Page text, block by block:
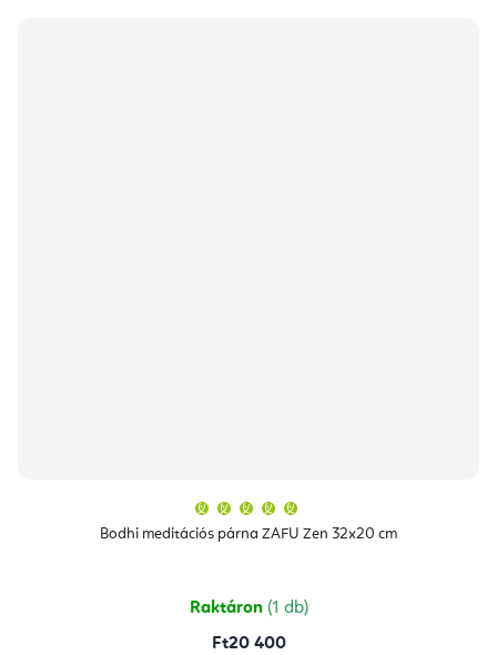
Bodhi meditációs párna ZAFU Zen 32x20 cm
átlagos
értékelése
csillag.
Raktáron (1 db)
Ft20 400